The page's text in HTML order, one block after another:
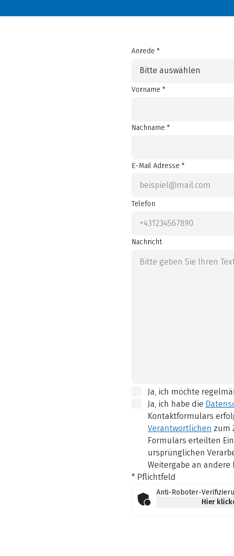
Anrede *
Bitte auswählen
Vorname *
Nachname *
E-Mail Adresse *
Telefon
Nachricht
Ja, ich möchte
Ja, ich habe die
Kontaktformulars
Verantwortlichen zum
Formulars erteilten
ursprünglichen
Weitergabe an
* Pflichtfeld
Anti-Roboter-
Hier